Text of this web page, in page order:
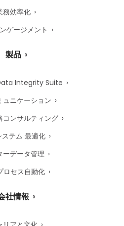
務効率化
ゲージメント
製品
Integrity Suite
ュニケーション
コンサルティング
ステム 最適化
ーデータ管理
ロセス自動化
社情報